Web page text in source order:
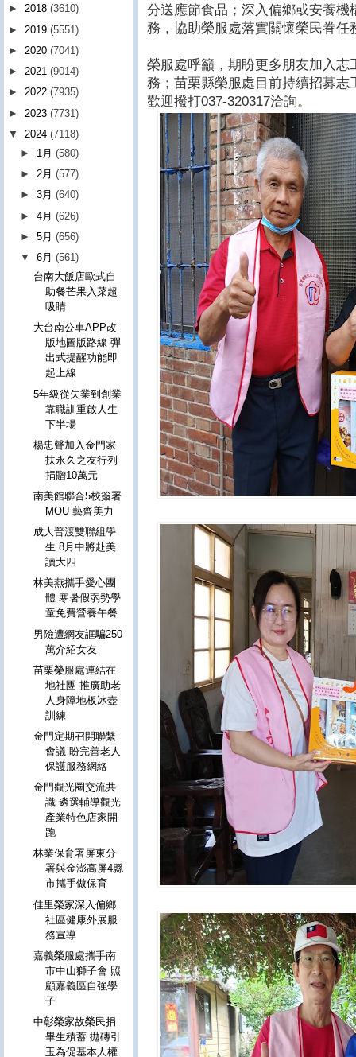
分送應節食品；深入偏鄉或安養
務，協助榮服處落實關懷榮民眷任
榮服處呼籲，期盼更多朋友加入
務；苗栗縣榮服處目前持續招募
歡迎撥打037-320317洽詢。
► 2018 (3610)
► 2019 (5551)
► 2020 (7041)
► 2021 (9014)
► 2022 (7935)
► 2023 (7731)
▼ 2024 (7118)
► 1月(580)
►2月(577)
►3月(640)
►4月(626)
►5月(656)
▼6月(561)
台南大飯店歐式自
助餐芒果入菜超
吸睛
大台南公車APP改
版地圖版路線 彈
出式提醒功能即
起上線
5年級從失業到創業
靠職訓重啟人生
下半場
楊忠聲加入金門家
扶永久之友行列
捐贈10萬元
南美館聯合5校簽署
MOU 藝齊美力
成大普渡雙聯組學
生 8月中將赴美
讀大四
林美燕攜手愛心團
體 寒暑假弱勢學
童免費營養午餐
男險遭網友誆騙250
萬介紹女友
苗栗榮服處連結在
地社團 推廣助老
人身障地板冰壺
訓練
金門定期召開聯繫
會議 盼完善老人
保護服務網絡
金門觀光圈交流共
識 遴選輔導觀光
產業特色店家開
跑
林業保育署屏東分
署與金澎高屏4縣
市攜手做保育
佳里榮家深入偏鄉
社區健康外展服
務宣導
嘉義榮服處攜手南
市中山獅子會 照
顧嘉義區自強學
子
中彰榮家故榮民捐
畢生積蓄 拋磚引
玉為促基本人權